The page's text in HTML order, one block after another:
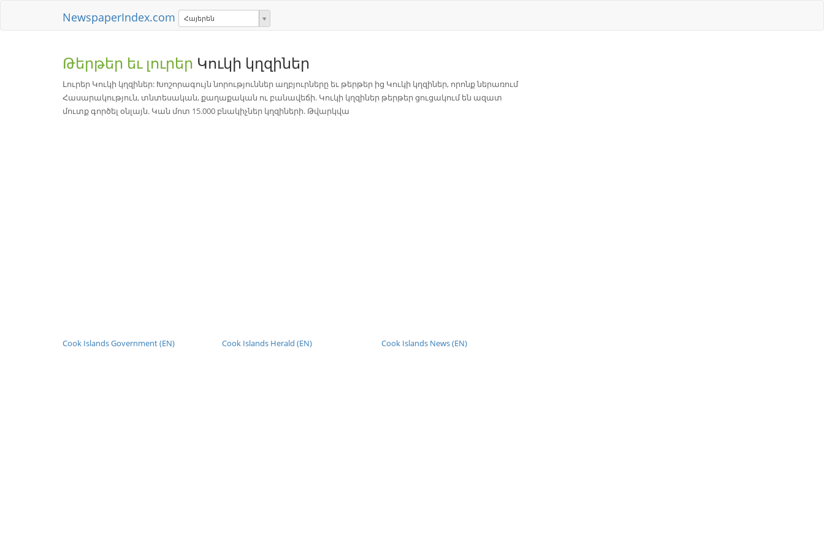
NewspaperIndex.com Հայերեն
Թերթեր եւ լուրեր Կուկի կղզիներ
Լուրեր Կուկի կղզիներ: Խոշորագույն նորություններ աղբյուրները եւ թերթեր ից Կուկի կղզիներ, որոնք ներառում
Հասարակություն, տնտեսական, քաղաքական ու բանավեճի. Կուկի կղզիներ թերթեր ցուցակում են ազատ
մուտք գործել օնլայն. Կան մոտ 15.000 բնակիչներ կղզիների. Թվարկվա
Cook Islands Government (EN) Cook Islands Herald (EN) Cook Islands News (EN)